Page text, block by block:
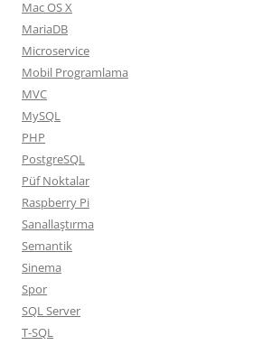
Mac OS X
MariaDB
Microservice
Mobil Programlama
MVC
MySQL
PHP
PostgreSQL
Püf Noktalar
Raspberry Pi
Sanallaştırma
Semantik
Sinema
Spor
SQL Server
T-SQL